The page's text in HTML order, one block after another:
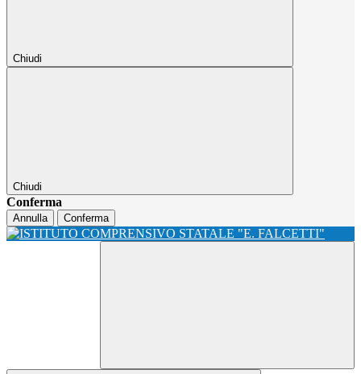
Chiudi
Chiudi
Conferma
Annulla Conferma